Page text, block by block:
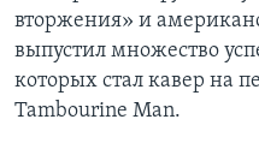
вторжения» и
выпустил множество
которых стал кавер на
Tambourine Man.